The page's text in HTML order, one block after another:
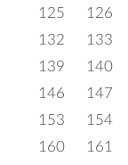
125
126
132
133
139
140
146
147
153
154
160
161